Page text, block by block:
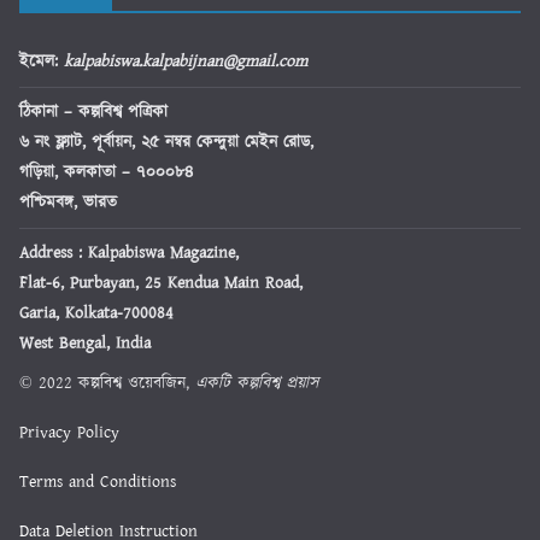
ইমেল: kalpabiswa.kalpabijnan@gmail.com
ঠিকানা– কল্পবিশ্ব পত্রিকা
৬ নং ফ্ল্যাট, পূর্বায়ন, ২৫ নম্বর কেন্দুয়া মেইন রোড,
গড়িয়া, কলকাতা – ৭০০০৮৪
পশ্চিমবঙ্গ, ভারত
Address : Kalpabiswa Magazine,
Flat-6, Purbayan, 25 Kendua Main Road,
Garia, Kolkata-700084
West Bengal, India
© 2022 কল্পবিশ্ব ওয়েবজিন, একটি কল্পবিশ্ব প্রয়াস
Privacy Policy
Terms and Conditions
Data Deletion Instruction